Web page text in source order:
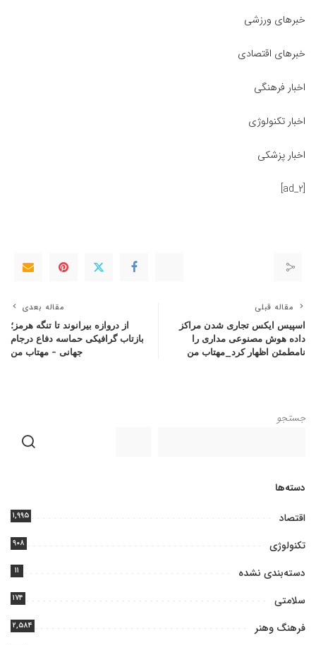
خبرهای ورزشی
خبرهای اقتصادی
اخبار فرهنگی
اخبار تکنولوژی
اخبار پزشکی
[ad_2]
مقاله قبلی
اسپیس ایکس تجاری شدن مراکز
داده هوش مصنوعی مداری را
نامطمئن اظهار کرد_مهتاب من
مقاله بعدی
از دروازه بیرانوند تا تنگه هرمز؛
بازتاب گرافیکی حماسه دفاع درجام
جهانی – مهتاب من
جستجو
دسته‌ها
اقتصاد ۱,۹۹۵
تکنولوژی ۹۰۸
دسته‌بندی نشده ۱۱
سلامتی ۱۷۴
فرهنگ وهنر ۲,۵۸۴